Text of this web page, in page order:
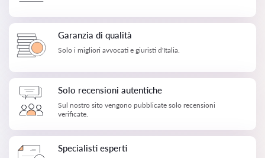
Garanzia di qualità
Solo i migliori avvocati e giuristi d'Italia.
Solo recensioni autentiche
Sul nostro sito vengono pubblicate solo recensioni
verificate.
Specialisti esperti